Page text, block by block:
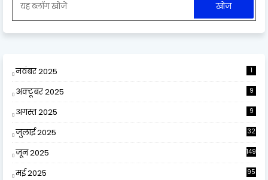
नवंबर 2025 1
अक्टूबर 2025 9
अगस्त 2025 9
जुलाई 2025 32
जून 2025 149
मई 2025 95